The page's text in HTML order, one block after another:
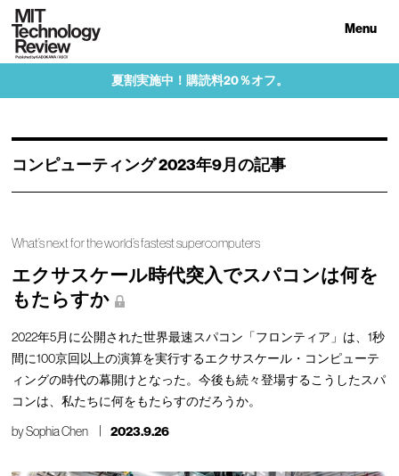
Menu
夏割実施中！購読料20％オフ。
コンピューティング 2023年9月の記事
What’s next for the world’s fastest supercomputers
エクサスケール時代突入でスパコンは何を
もたらすか
2022年5月に公開された世界最速スパコン「フロンティア」は、1秒
間に100京回以上の演算を実行するエクサスケール・コンピューテ
ィングの時代の幕開けとなった。今後も続々登場するこうしたスパ
コンは、私たちに何をもたらすのだろうか。
bySophia Chen 2023.9.26